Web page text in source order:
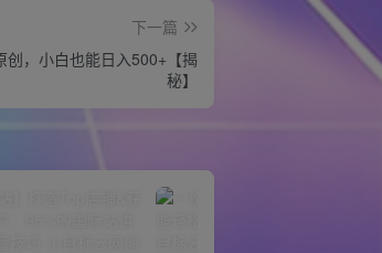
下一篇
，小白也能日入500+【揭
秘】